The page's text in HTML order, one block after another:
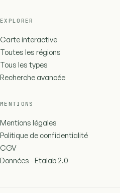
EXPLORER
Carte interactive
Toutes les régions
Tous les types
Recherche avancée
MENTIONS
Mentions légales
Politique de confidentialité
CGV
Données - Etalab 2.0